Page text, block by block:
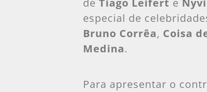
de Tiago Leifert e
especial de
Bruno Corrêa, Coisa
Medina.
Para apresentar o